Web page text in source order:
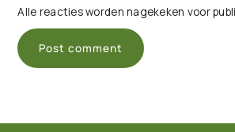
Alle reacties worden nagekeken voor